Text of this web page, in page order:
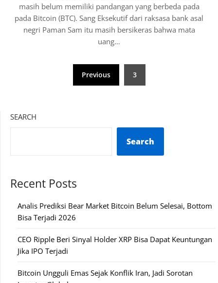
masih belum memiliki pandangan yang berbeda pada
pada Bitcoin (BTC). Sang Eksekutif dari raksasa bank asal
negri Paman Sam itu masih bersikeras bahwa mata
uang…
Previous 3
SEARCH
Search
Recent Posts
Analis Prediksi Bear Market Bitcoin Belum Selesai, Bottom
Bisa Terjadi 2026
CEO Ripple Beri Sinyal Holder XRP Bisa Dapat Keuntungan
Jika IPO Terjadi
Bitcoin Ungguli Emas Sejak Konflik Iran, Jadi Sorotan